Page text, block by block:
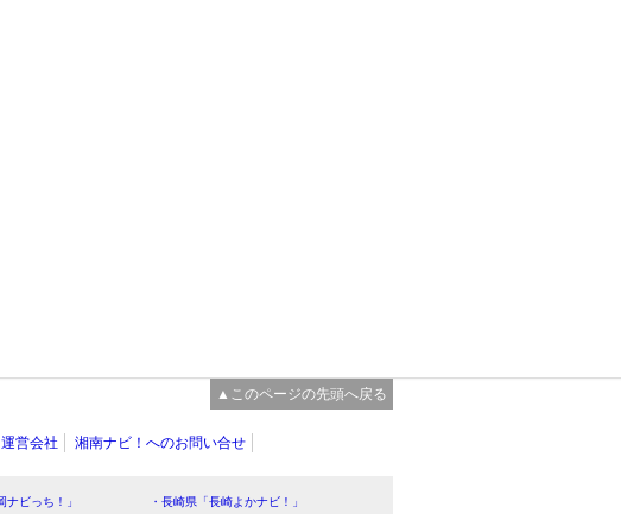
▲このページの先頭へ戻る
運営会社 湘南ナビ！へのお問い合せ
ナビっち！」 ・長崎県「長崎よかナビ！」